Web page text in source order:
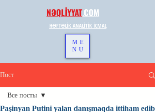
NƏQLİYYAT.COM
HƏFTƏLİK ANALİTİK İCMAL
ME
NU
Пост
Все посты
Paşinyan Putini yalan danışmaqda ittiham edib